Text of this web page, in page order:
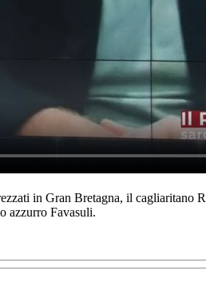
in Gran Bretagna, il cagliaritano
azzurro Favasuli.